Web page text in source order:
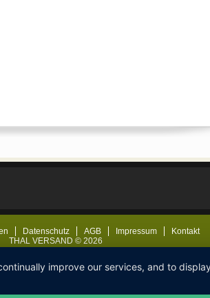
Datenschutz AGB Impressum
Kontakt
THAL VERSAND © 2026
improve our services, and to